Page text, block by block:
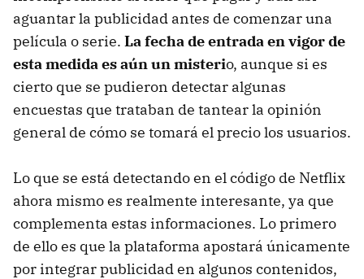
aguantar la publicidad antes de comenzar una
película o serie. La fecha de entrada en vigor de
esta medida es aún un misterio, aunque si es
cierto que se pudieron detectar algunas
encuestas que trataban de tantear la opinión
general de cómo se tomará el precio los usuarios.
Lo que se está detectando en el código de Netflix
ahora mismo es realmente interesante, ya que
complementa estas informaciones. Lo primero
de ello es que la plataforma apostará únicamente
por integrar publicidad en algunos contenidos,